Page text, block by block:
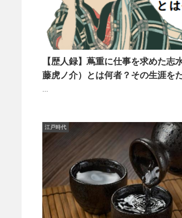
【歴人録】蔦重に仕事を求めた志
藤虎ノ介）とは何者？その生涯を
江戸時代